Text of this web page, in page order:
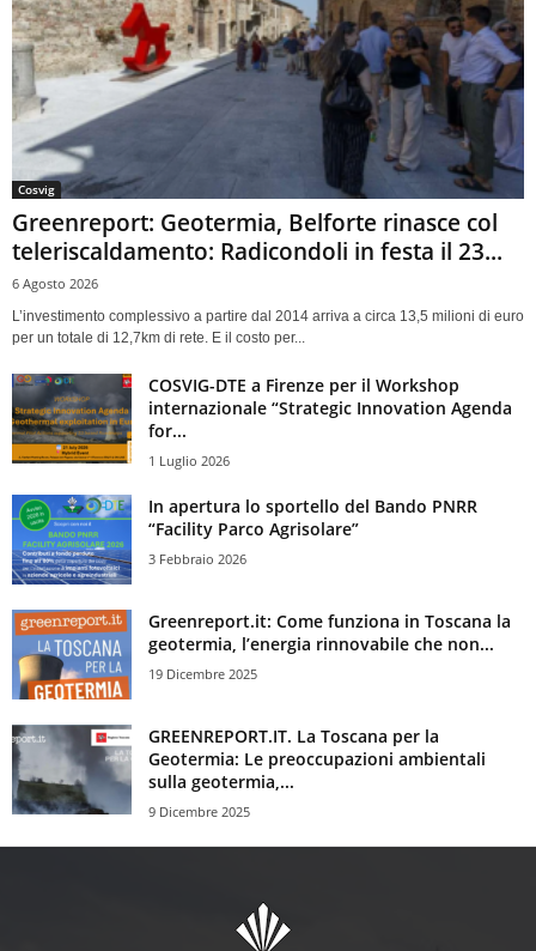
Cosvig
Greenreport: Geotermia, Belforte rinasce col
teleriscaldamento: Radicondoli in festa il 23...
6 Agosto 2026
L’investimento complessivo a partire dal 2014 arriva a circa 13,5 milioni di euro
per un totale di 12,7km di rete. E il costo per...
COSVIG-DTE a Firenze per il Workshop
internazionale “Strategic Innovation Agenda
for...
1 Luglio 2026
In apertura lo sportello del Bando PNRR
“Facility Parco Agrisolare”
3 Febbraio 2026
Greenreport.it: Come funziona in Toscana la
geotermia, l’energia rinnovabile che non...
19 Dicembre 2025
GREENREPORT.IT. La Toscana per la
Geotermia: Le preoccupazioni ambientali
sulla geotermia,...
9 Dicembre 2025